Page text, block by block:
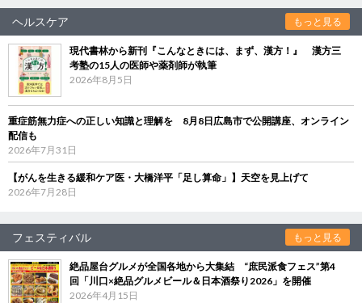
ヘルスケア もっと見る
現代書林から新刊『こんなときには、まず、漢方！』 漢方三
考塾の15人の医師や薬剤師が執筆
2026年8月5日
重症筋無力症への正しい知識と理解を 8月8日広島市で公開講座、オンライン
配信も
2026年7月31日
【がんを生きる緩和ケア医・大橋洋平「足し算命」】天空を見上げて
2026年7月28日
フェスティバル もっと見る
絶品屋台グルメが全国各地から大集結 “庶民派食フェス”第4
回「川口×絶品グルメビール＆日本酒祭り2026」を開催
2026年4月15日